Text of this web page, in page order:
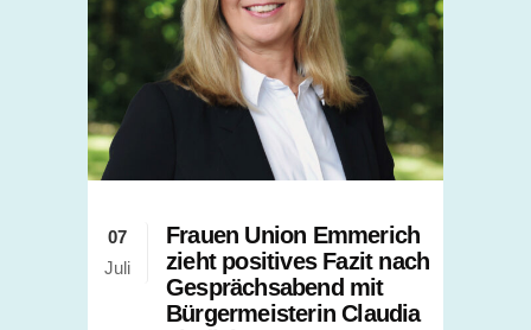
07
Juli
Frauen Union Emmerich
zieht positives Fazit nach
Gesprächsabend mit
Bürgermeisterin Claudia